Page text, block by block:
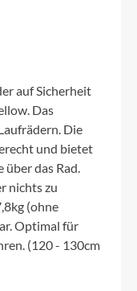
auf Sicherheit
Das
Die
und bietet
das Rad.
nichts zu
(ohne
Optimal für
(120 - 130cm